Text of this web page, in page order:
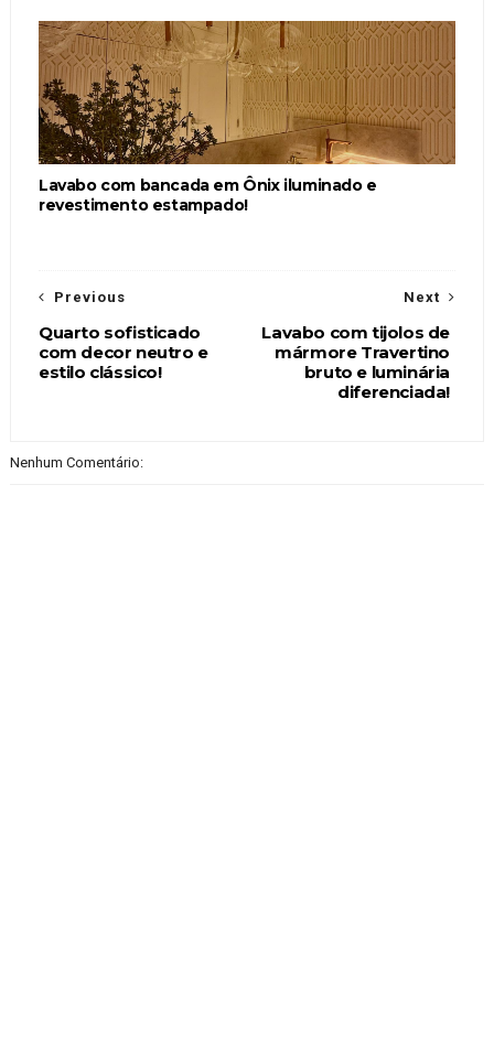
Lavabo com bancada em Ônix iluminado e
revestimento estampado!
Next
Lavabo com tijolos de
mármore Travertino
bruto e luminária
diferenciada!
Previous
Quarto sofisticado
com decor neutro e
estilo clássico!
Nenhum Comentário: